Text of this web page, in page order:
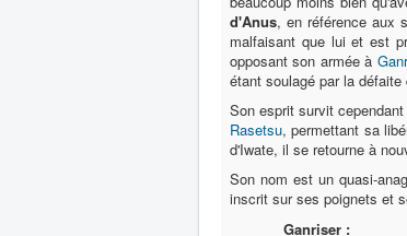
d'Anus, en référence aux
malfaisant que lui et est
opposant son armée à
étant soulagé par la
Son esprit survit
Rasetsu, permettant sa
d'Iwate, il se retourne à
Son nom est un quasi-
inscrit sur ses poignets et
Ganriser :